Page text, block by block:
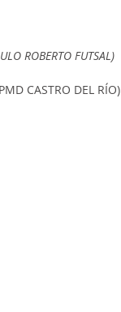
ROBERTO FUTSAL)
CASTRO DEL RÍO)